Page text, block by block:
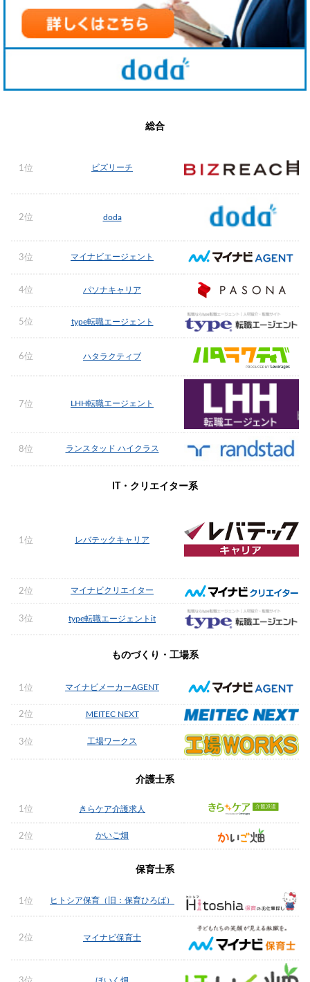
総合
1位 ビズリーチ
2位 doda
3位 マイナビエージェント
4位 パソナキャリア
5位 type転職エージェント
6位 ハタラクティブ
7位 LHH転職エージェント
8位 ランスタッド ハイクラス
IT・クリエイター系
1位 レバテックキャリア
2位 マイナビクリエイター
3位 type転職エージェントit
ものづくり・工場系
1位 マイナビメーカーAGENT
2位 MEITEC NEXT
3位 工場ワークス
介護士系
1位 きらケア介護求人
2位 かいご畑
保育士系
1位 ヒトシア保育（旧：保育ひろば）
2位 マイナビ保育士